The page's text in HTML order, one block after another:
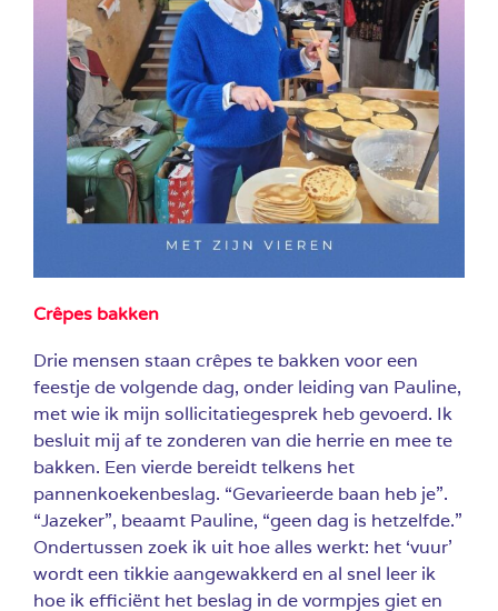
Crêpes bakken
Drie mensen staan crêpes te bakken voor een
feestje de volgende dag, onder leiding van Pauline,
met wie ik mijn sollicitatiegesprek heb gevoerd. Ik
besluit mij af te zonderen van die herrie en mee te
bakken. Een vierde bereidt telkens het
pannenkoekenbeslag. “Gevarieerde baan heb je”.
“Jazeker”, beaamt Pauline, “geen dag is hetzelfde.”
Ondertussen zoek ik uit hoe alles werkt: het ‘vuur’
wordt een tikkie aangewakkerd en al snel leer ik
hoe ik efficiënt het beslag in de vormpjes giet en